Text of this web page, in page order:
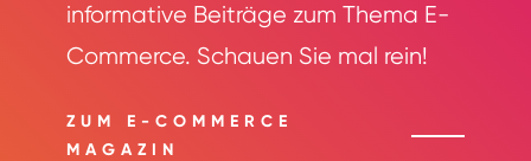
informative Beiträge zum Thema E-
Commerce. Schauen Sie mal rein!
ZUM E-COMMERCE
MAGAZIN